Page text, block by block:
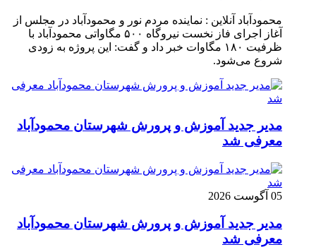
محمودآباد آنلاین : نماینده مردم نور و محمودآباد در مجلس از
آغاز اجرای فاز نخست نیروگاه ۵۰۰ مگاواتی محمودآباد با
ظرفیت ۱۸۰ مگاوات خبر داد و گفت: این پروژه به زودی
شروع می‌شود.
مدیر جدید آموزش و پرورش شهرستان محمودآباد
معرفی شد
05 آگوست 2026
مدیر جدید آموزش و پرورش شهرستان محمودآباد
معرفی شد